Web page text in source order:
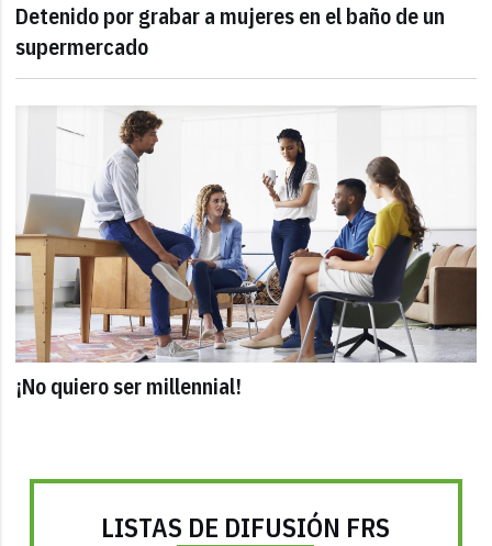
Detenido por grabar a mujeres en el baño de un
supermercado
¡No quiero ser millennial!
LISTAS DE DIFUSIÓN FRS